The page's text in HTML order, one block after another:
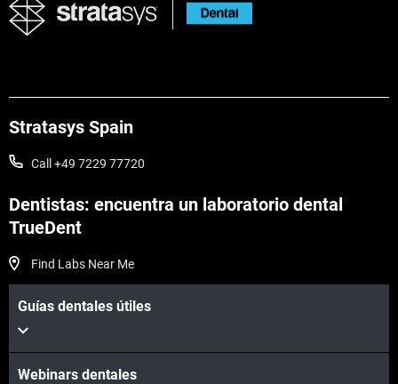
Vea más
Vea más
Stratasys Spain
Call +49 7229 77720
Dentistas: encuentra un laboratorio dental
TrueDent
Find Labs Near Me
Guías dentales útiles
Webinars dentales